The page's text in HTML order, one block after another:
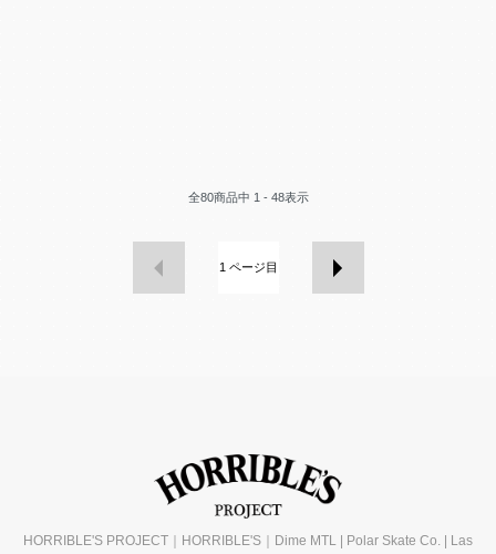
全80商品中 1 - 48表示
1 ページ目
HORRIBLE'S PROJECT｜HORRIBLE'S｜Dime MTL | Polar Skate Co. | Las